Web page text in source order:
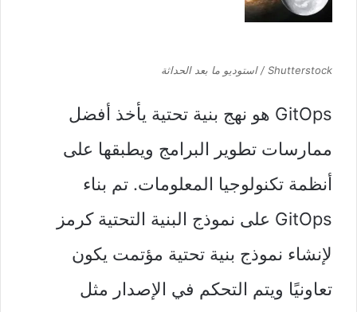
Shutterstock / استوديو ما بعد الحداثة
GitOps هو نهج بنية تحتية يأخذ أفضل
ممارسات تطوير البرامج ويطبقها على
أنظمة تكنولوجيا المعلومات. تم بناء
GitOps على نموذج البنية التحتية كرمز
لإنشاء نموذج بنية تحتية مؤتمت يكون
تعاونيًا ويتم التحكم في الإصدار مثل